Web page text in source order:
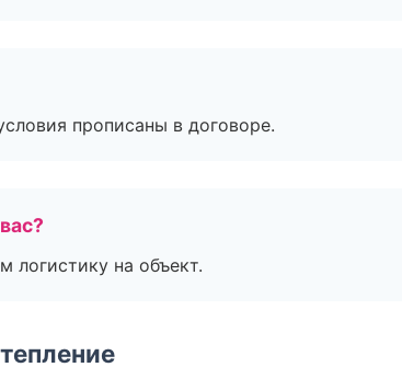
прописаны в договоре.
логистику на объект.